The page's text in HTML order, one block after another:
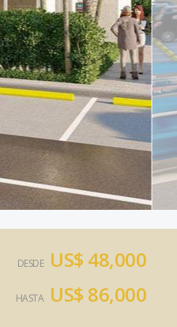
DESDE US$ 48,000
HASTA US$ 86,000